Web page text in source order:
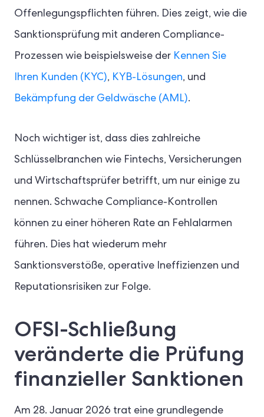
Offenlegungspflichten führen. Dies zeigt, wie die
Sanktionsprüfung mit anderen Compliance-
Prozessen wie beispielsweise der Kennen Sie
Ihren Kunden (KYC), KYB-Lösungen, und
Bekämpfung der Geldwäsche (AML).
Noch wichtiger ist, dass dies zahlreiche
Schlüsselbranchen wie Fintechs, Versicherungen
und Wirtschaftsprüfer betrifft, um nur einige zu
nennen. Schwache Compliance-Kontrollen
können zu einer höheren Rate an Fehlalarmen
führen. Dies hat wiederum mehr
Sanktionsverstöße, operative Ineffizienzen und
Reputationsrisiken zur Folge.
OFSI-Schließung
veränderte die Prüfung
finanzieller Sanktionen
Am 28. Januar 2026 trat eine grundlegende